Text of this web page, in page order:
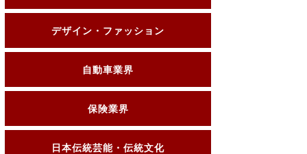
デザイン・ファッション
自動車業界
保険業界
日本伝統芸能・伝統文化